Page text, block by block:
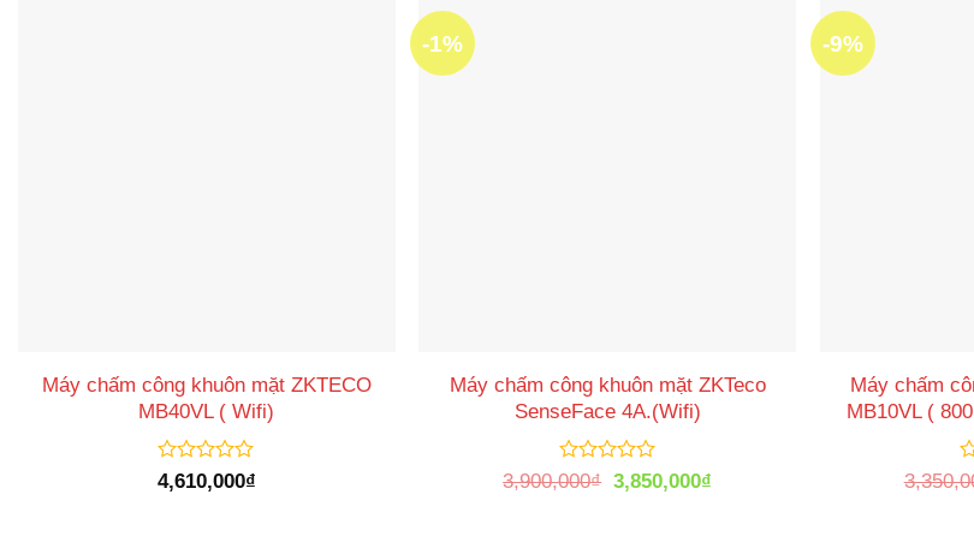
Máy chấm công khuôn mặt ZKTECO
MB40VL ( Wifi)
Được
xếp
4,610,000₫
-1%
Máy chấm công khuôn mặt ZKTeco
SenseFace 4A.(Wifi)
Được
3,900,000₫ Giá
3,850,000₫
-9%
Máy chấm
MB10VL (